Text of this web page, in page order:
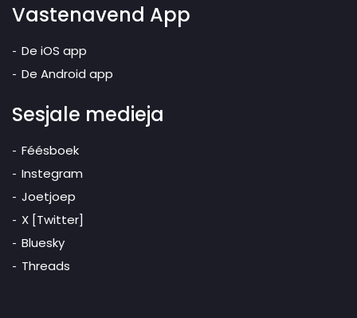
Vastenavend App
De iOS app
De Android app
Sesjale medieja
Féésboek
Instegram
Joetjoep
X [Twitter]
Bluesky
Threads